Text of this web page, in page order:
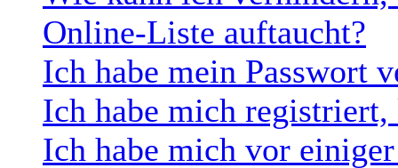
Online-Liste auftaucht?
Ich habe mein Passwort
Ich habe mich
Ich habe mich vor